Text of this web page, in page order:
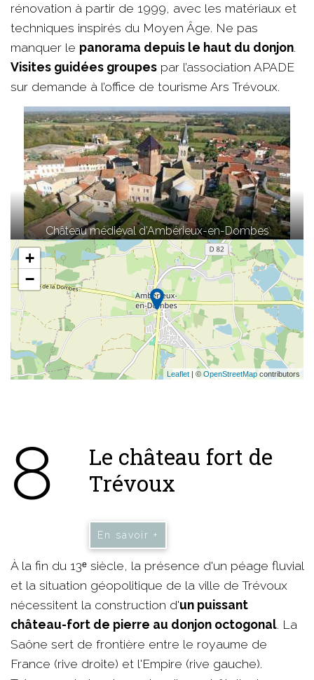
rénovation à partir de 1999, avec les matériaux et
techniques inspirés du Moyen Âge. Ne pas
manquer le panorama depuis le haut du donjon.
Visites guidées groupes par l’association APADE
sur demande à l’office de tourisme Ars Trévoux.
Château médiéval d’Ambérieux-en-Dombes
+
−
Leaflet | © OpenStreetMap contributors
8
Le château fort de
Trévoux
En savoir +
À la fin du 13ᵉ siècle, la présence d'un péage fluvial
et la situation géopolitique de la ville de Trévoux
nécessitent la construction d'un puissant
château-fort de pierre au donjon octogonal. La
Saône sert de frontière entre le royaume de
France (rive droite) et l'Empire (rive gauche).